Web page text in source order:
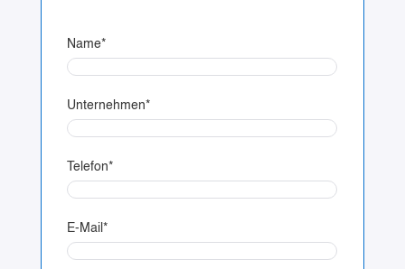
Name*
Unternehmen*
Telefon*
E-Mail *